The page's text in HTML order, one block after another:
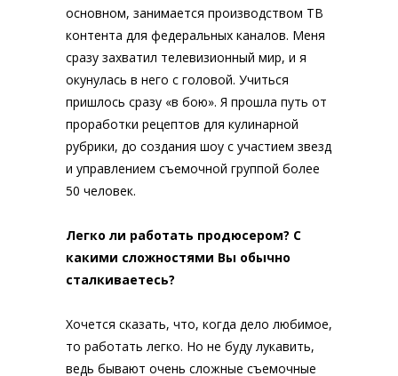
основном, занимается производством ТВ
контента для федеральных каналов. Меня
сразу захватил телевизионный мир, и я
окунулась в него с головой. Учиться
пришлось сразу «в бою». Я прошла путь от
проработки рецептов для кулинарной
рубрики, до создания шоу с участием звезд
и управлением съемочной группой более
50 человек.
Легко ли работать продюсером? С
какими сложностями Вы обычно
сталкиваетесь?
Хочется сказать, что, когда дело любимое,
то работать легко. Но не буду лукавить,
ведь бывают очень сложные съемочные